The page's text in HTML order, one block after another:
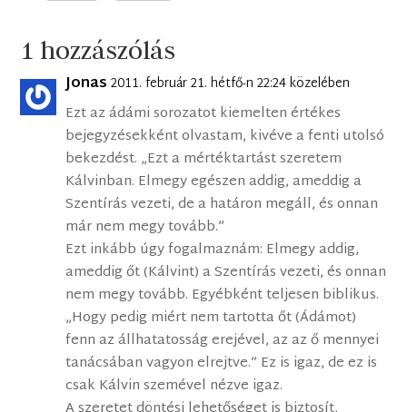
1 hozzászólás
Jonas 2011. február 21. hétfő-n 22:24 közelében
Ezt az ádámi sorozatot kiemelten értékes
bejegyzésekként olvastam, kivéve a fenti utolsó
bekezdést. „Ezt a mértéktartást szeretem
Kálvinban. Elmegy egészen addig, ameddig a
Szentírás vezeti, de a határon megáll, és onnan
már nem megy tovább.”
Ezt inkább úgy fogalmaznám: Elmegy addig,
ameddig őt (Kálvint) a Szentírás vezeti, és onnan
nem megy tovább. Egyébként teljesen biblikus.
„Hogy pedig miért nem tartotta őt (Ádámot)
fenn az állhatatosság erejével, az az ő mennyei
tanácsában vagyon elrejtve.” Ez is igaz, de ez is
csak Kálvin szemével nézve igaz.